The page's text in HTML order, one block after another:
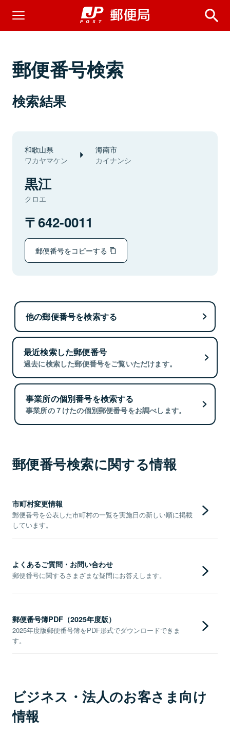
郵便番号検索
検索結果
和歌山県
ワカヤマケン
海南市
カイナンシ
黒江
クロエ
642-0011
郵便番号をコピーする
他の郵便番号を検索する
最近検索した郵便番号
過去に検索した郵便番号をご覧いただけます。
事業所の個別番号を検索する
事業所の７けたの個別郵便番号をお調べします。
郵便番号検索に関する情報
市町村変更情報
郵便番号を公表した市町村の一覧を実施日の新しい順に掲載
しています。
よくあるご質問・お問い合わせ
郵便番号に関するさまざまな疑問にお答えします。
郵便番号簿PDF（2025年度版）
2025年度版郵便番号簿をPDF形式でダウンロードできま
す。
ビジネス・法人のお客さま向け
情報